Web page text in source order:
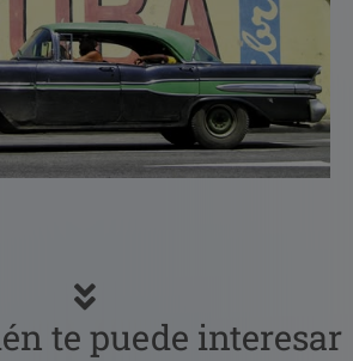
te puede interesar